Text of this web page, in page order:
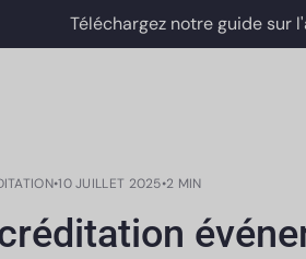
Téléchargez notre guide sur
•10 JUILLET 2025•2 MIN